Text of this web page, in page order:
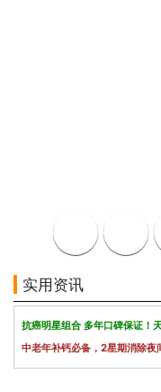
实用资讯
抗癌明星组合 多年口碑保证！
中老年补钙必备，2星期消除夜